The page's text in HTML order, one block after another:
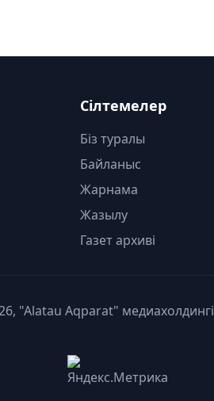
Сілтемелер
Біз туралы
Байланыс
Жарнама
Жазылу
Газет архиві
"Alatau Aqparat" медиахолдингі